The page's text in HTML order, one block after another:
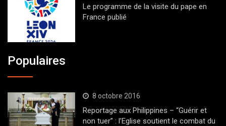
Le programme de la visite du pape en
France publié
Populaires
8 octobre 2016
Reportage aux Philippines – “Guérir et
non tuer” : l’Eglise soutient le combat du